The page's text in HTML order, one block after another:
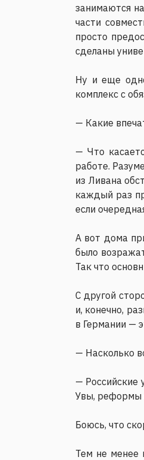
занимаются
части
просто
сделаны
Ну и еще
комплекс с
— Какие
— Что
работе.
из Ливана
каждый раз
если
А вот дома
было
Так что
С другой
и, конечно,
в Германии —
— Насколько
— Российские
Увы, реформы
Боюсь, что
Тем не менее